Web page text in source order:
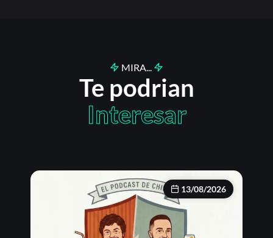
MIRA...
Te podrian
Interesar
13/08/2026